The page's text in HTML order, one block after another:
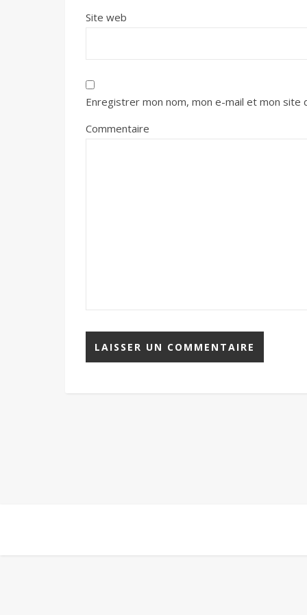
Site web
Enregistrer mon nom, mon e-mail et mon site
Commentaire